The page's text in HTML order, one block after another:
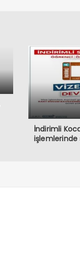
İndirimli
işlemlerinde